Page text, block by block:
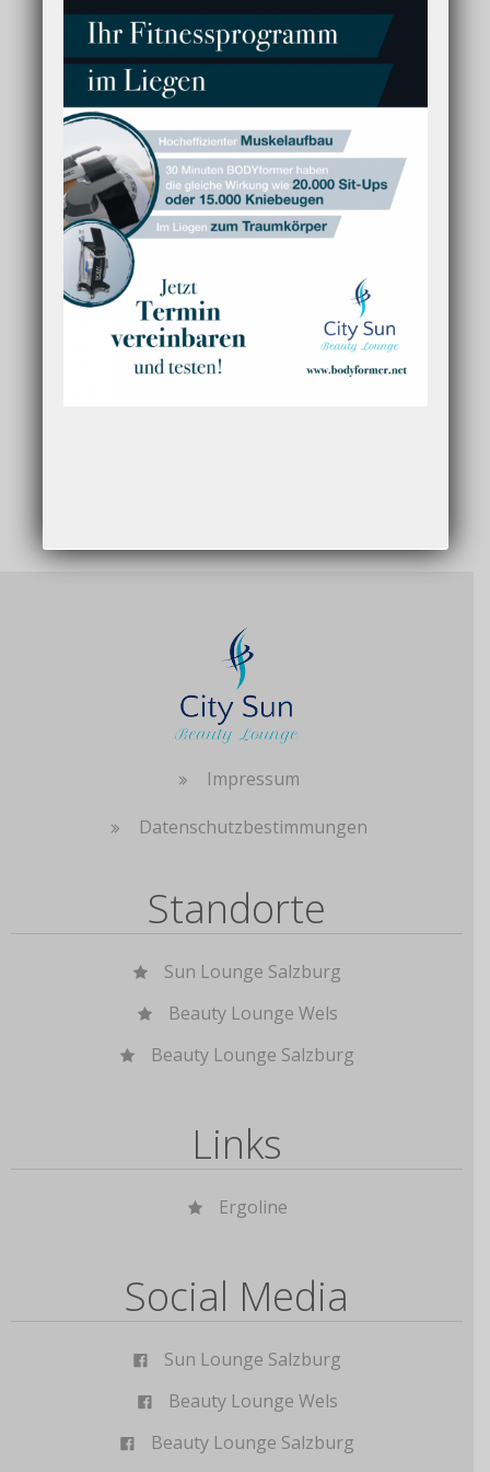
Impressum
Datenschutzbestimmungen
Standorte
Sun Lounge Salzburg
Beauty Lounge Wels
Beauty Lounge Salzburg
Links
Ergoline
Social Media
Sun Lounge Salzburg
Beauty Lounge Wels
Beauty Lounge Salzburg